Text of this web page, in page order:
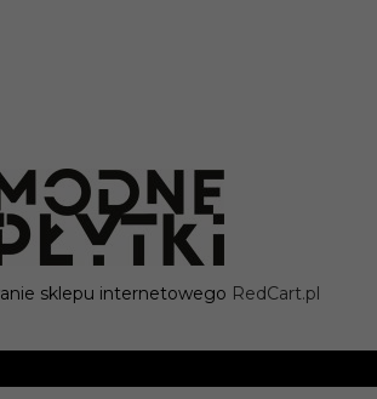
sklepu internetowego RedCart.pl